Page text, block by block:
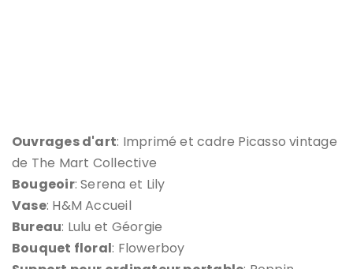
Ouvrages d'art: Imprimé et cadre Picasso vintage
de The Mart Collective
Bougeoir: Serena et Lily
Vase: H&M Accueil
Bureau: Lulu et Géorgie
Bouquet floral: Flowerboy